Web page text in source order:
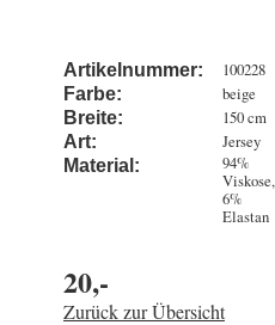
Artikelnummer: 100228
Farbe: beige
Breite: 150 cm
Art: Jersey
Material:
94%
Viskose,
6%
Elastan
20,-
Zurück zur Übersicht